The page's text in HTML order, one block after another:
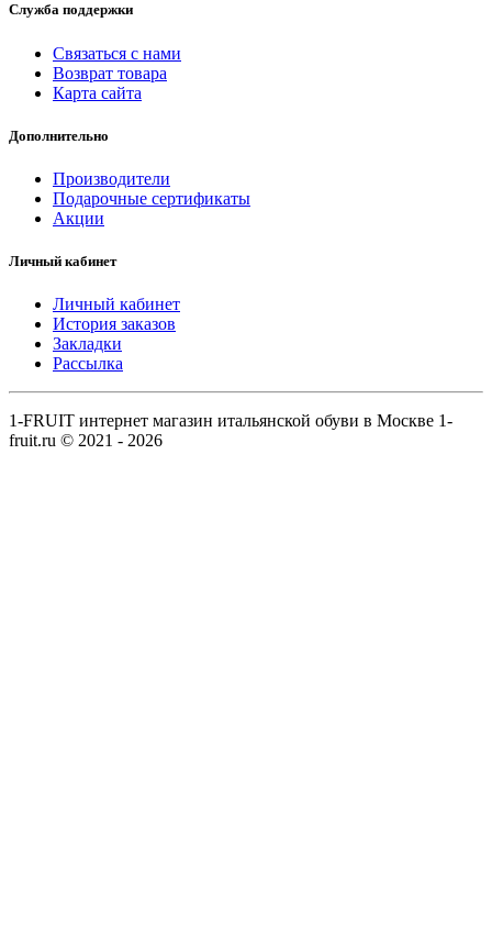
Служба поддержки
Связаться с нами
Возврат товара
Карта сайта
Дополнительно
Производители
Подарочные сертификаты
Акции
Личный кабинет
Личный кабинет
История заказов
Закладки
Рассылка
1-FRUIT интернет магазин итальянской обуви в Москве 1-
fruit.ru © 2021 - 2026